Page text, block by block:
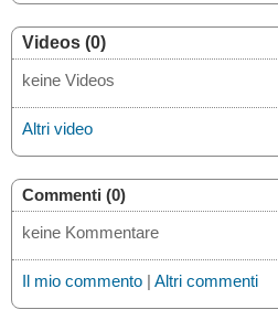
Videos (0)
keine Videos
Altri video
Commenti (0)
keine Kommentare
Il mio commento | Altri commenti